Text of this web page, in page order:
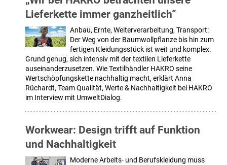
Lieferkette immer ganzheitlich“
Anbau, Ernte, Weiterverarbeitung, Transport:
Der Weg von der Baumwollpflanze bis hin zum
fertigen Kleidungsstück ist weit und komplex.
Grund genug, sich intensiv mit der textilen Lieferkette
auseinanderzusetzen. Wie Textilhändler HAKRO seine
Wertschöpfungskette nachhaltig macht, erklärt Anna
Rüchardt, Team Qualität, Werte & Nachhaltigkeit bei HAKRO
im Interview mit UmweltDialog.
Workwear: Design trifft auf Funktion
und Nachhaltigkeit
Moderne Arbeits- und Berufskleidung muss